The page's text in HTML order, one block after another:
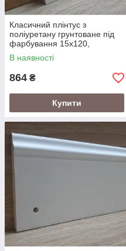
Класичний плінтус з
поліуретану грунтоване під
фарбування 15х120,
довжина 2,0
В наявності
864 ₴
Купити